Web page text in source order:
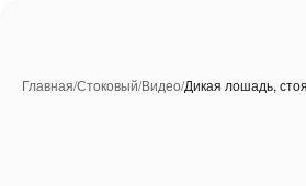
Главная/Стоковый/Видео/Дикая лошадь,